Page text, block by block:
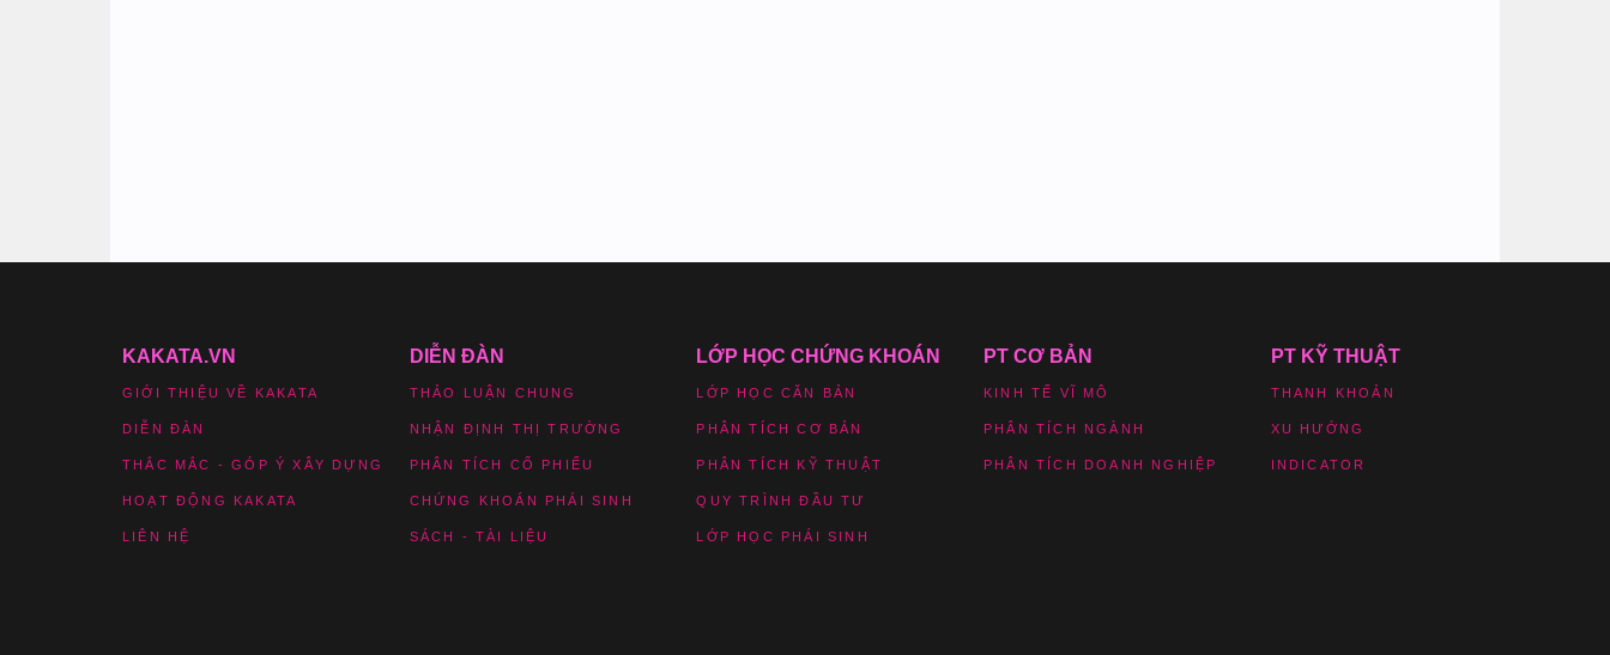
KAKATA.VN
GIỚI THIỆU VỀ KAKATA
DIỄN ĐÀN
THẮC MẮC - GÓP Ý XÂY DỰNG
HOẠT ĐỘNG KAKATA
LIÊN HỆ
DIỄN ĐÀN
THẢO LUẬN CHUNG
NHẬN ĐỊNH THỊ TRƯỜNG
PHÂN TÍCH CỔ PHIẾU
CHỨNG KHOÁN PHÁI SINH
SÁCH - TÀI LIỆU
LỚP HỌC CHỨNG KHOÁN
LỚP HỌC CĂN BẢN
PHÂN TÍCH CƠ BẢN
PHÂN TÍCH KỸ THUẬT
QUY TRÌNH ĐẦU TƯ
LỚP HỌC PHÁI SINH
PT CƠ BẢN
KINH TẾ VĨ MÔ
PHÂN TÍCH NGÀNH
PHÂN TÍCH DOANH NGHIỆP
PT KỸ THUẬT
THANH KHOẢN
XU HƯỚNG
INDICATOR